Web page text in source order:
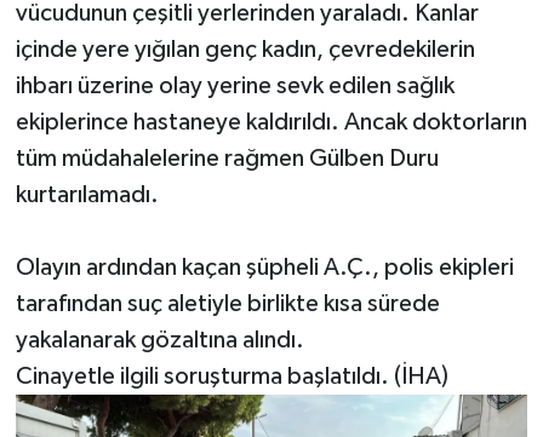
vücudunun çeşitli yerlerinden yaraladı. Kanlar
içinde yere yığılan genç kadın, çevredekilerin
ihbarı üzerine olay yerine sevk edilen sağlık
ekiplerince hastaneye kaldırıldı. Ancak doktorların
tüm müdahalelerine rağmen Gülben Duru
kurtarılamadı.
Olayın ardından kaçan şüpheli A.Ç., polis ekipleri
tarafından suç aletiyle birlikte kısa sürede
yakalanarak gözaltına alındı.
Cinayetle ilgili soruşturma başlatıldı. (İHA)